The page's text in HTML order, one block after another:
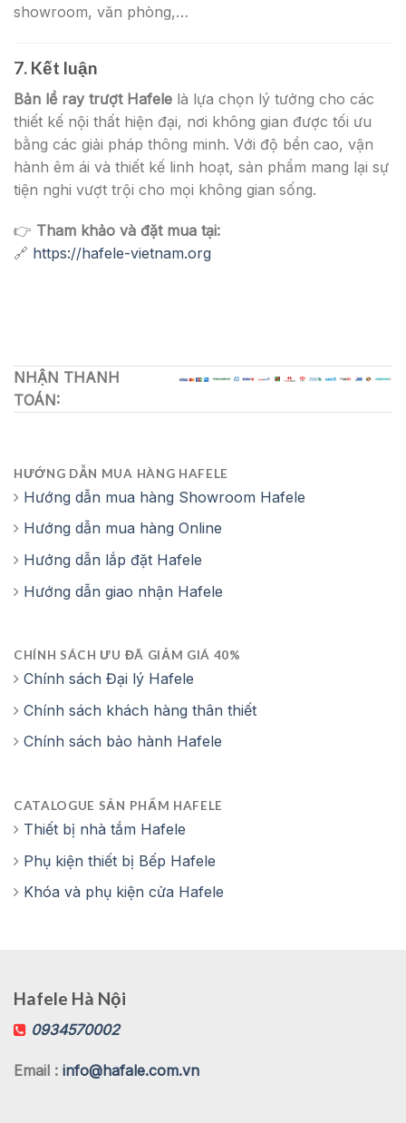
showroom, văn phòng,…
7. Kết luận
Bản lề ray trượt Hafele là lựa chọn lý tưởng cho các
thiết kế nội thất hiện đại, nơi không gian được tối ưu
bằng các giải pháp thông minh. Với độ bền cao, vận
hành êm ái và thiết kế linh hoạt, sản phẩm mang lại sự
tiện nghi vượt trội cho mọi không gian sống.
👉 Tham khảo và đặt mua tại:
🔗 https://hafele-vietnam.org
NHẬN THANH
TOÁN:
HƯỚNG DẪN MUA HÀNG HAFELE
Hướng dẫn mua hàng Showroom Hafele
Hướng dẫn mua hàng Online
Hướng dẫn lắp đặt Hafele
Hướng dẫn giao nhận Hafele
CHÍNH SÁCH ƯU ĐÃ GIẢM GIÁ 40%
Chính sách Đại lý Hafele
Chính sách khách hàng thân thiết
Chính sách bảo hành Hafele
CATALOGUE SẢN PHẨM HAFELE
Thiết bị nhà tắm Hafele
Phụ kiện thiết bị Bếp Hafele
Khóa và phụ kiện cửa Hafele
Hafele Hà Nội
0934570002
Email : info@hafale.com.vn